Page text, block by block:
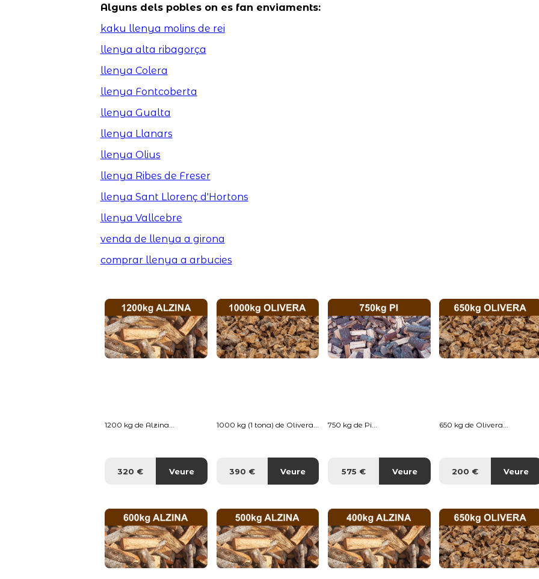
Alguns dels pobles on es fan enviaments:
kaku llenya molins de rei
llenya alta ribagorça
llenya Colera
llenya Fontcoberta
llenya Gualta
llenya Llanars
llenya Olius
llenya Ribes de Freser
llenya Sant Llorenç d'Hortons
llenya Vallcebre
venda de llenya a girona
comprar llenya a arbucies
1200 kg de Alzina...
320 € Veure
1000 kg (1 tona) de Olivera...
390 € Veure
750 kg de Pi...
575 € Veure
650 kg de Olivera...
200 € Veure